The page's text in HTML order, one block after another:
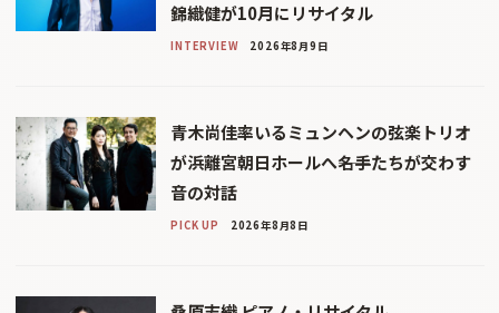
錦織健が10月にリサイタル
INTERVIEW 2026年8月9日
青木尚佳率いるミュンヘンの弦楽トリオ
が浜離宮朝日ホールへ――名手たちが交わす
音の対話
PICK UP 2026年8月8日